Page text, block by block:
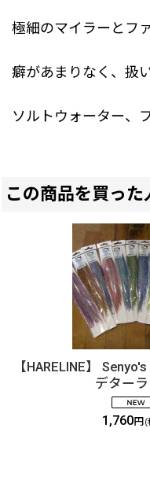
極細のマイラーとフ
癖があまりなく、扱
ソルトウォーター、
この商品を買っ
【HARELINE】
デター
1,760円 (